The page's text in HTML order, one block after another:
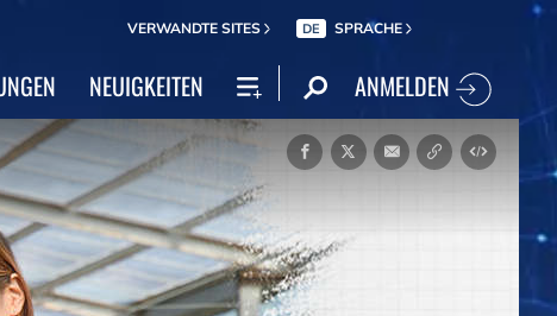
VERWANDTE SITES DE SPRACHE
NEUIGKEITEN ANMELDEN